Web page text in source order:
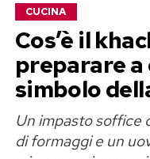
La trappola
Psicologica”
In psicologia esiste
chiamato
emotiva che scatta
CUCINA
Cos’è il
preparare
simbolo
Un impasto soffice
di formaggi e un